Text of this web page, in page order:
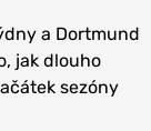
a Dortmund
jak dlouho
sezóny